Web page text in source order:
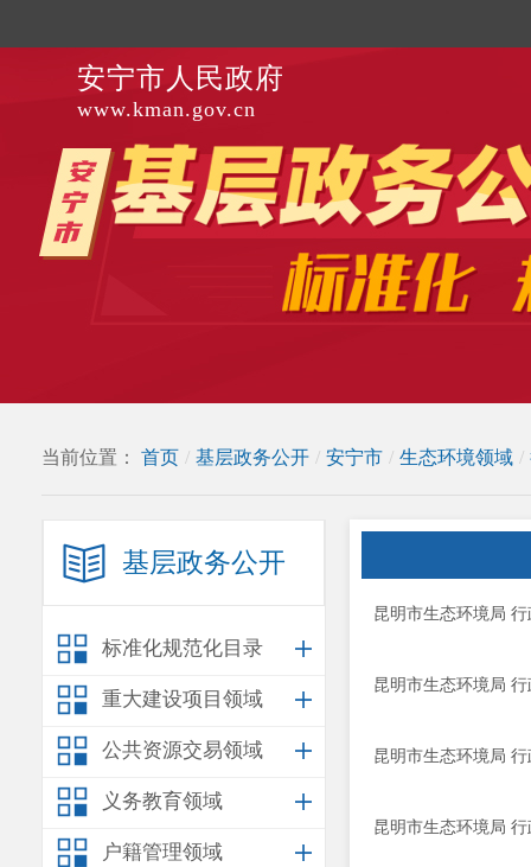
安宁市人民政府
www.kman.gov.cn
当前位置： 首页 / 基层政务公开 / 安宁市 / 生态环境领域 /
基层政务公开
标准化规范化目录
重大建设项目领域
公共资源交易领域
义务教育领域
户籍管理领域
昆明市生态环境局
昆明市生态环境局
昆明市生态环境局
昆明市生态环境局